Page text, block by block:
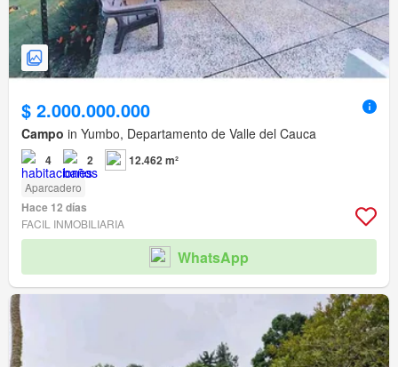
$ 2.000.000.000
Campo in Yumbo, Departamento de Valle del Cauca
4 2 12.462 m²
Aparcadero
Hace 12 días
FACIL INMOBILIARIA
WhatsApp